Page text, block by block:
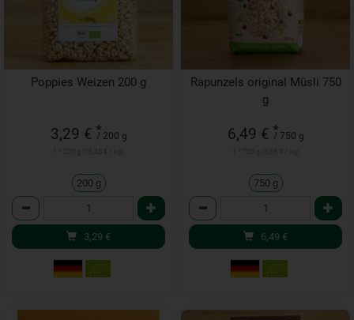
Poppies Weizen 200 g
3,29 € *
/ 200 g
200 g
Anzahl
3,29 €
Rapunzels original Müsli 750
g
6,49 € *
/ 750 g
750 g
Anzahl
6,49 €